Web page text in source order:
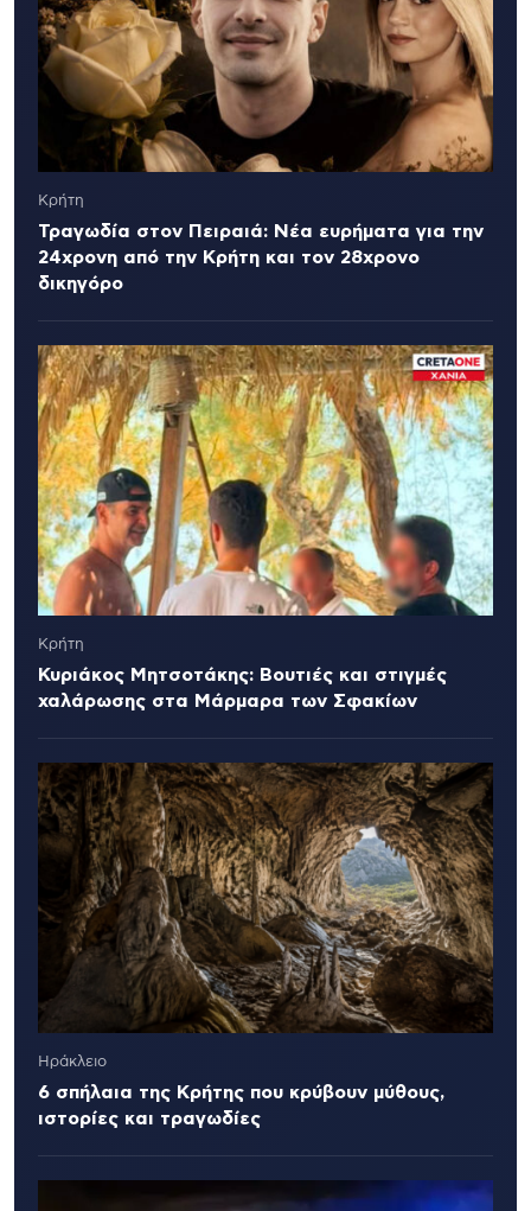
Κρήτη
Τραγωδία στον Πειραιά: Νέα ευρήματα για την
24χρονη από την Κρήτη και τον 28χρονο
δικηγόρο
Κρήτη
Κυριάκος Μητσοτάκης: Βουτιές και στιγμές
χαλάρωσης στα Μάρμαρα των Σφακίων
Ηράκλειο
6 σπήλαια της Κρήτης που κρύβουν μύθους,
ιστορίες και τραγωδίες